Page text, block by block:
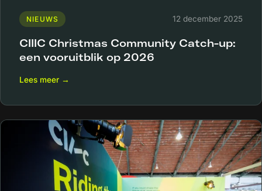
NIEUWS 12 december 2025
CIIIC Christmas Community Catch-up:
een vooruitblik op 2026
Lees meer →